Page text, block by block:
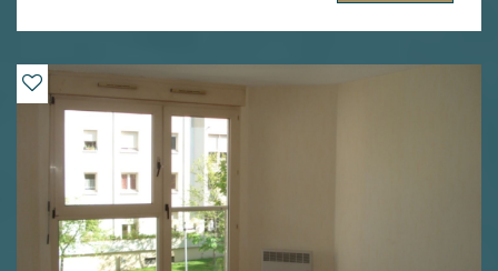
2021, 2022 et 2023) Dépôt de garantie : 815 €
Honoraires rédaction bail : 576 € Honoraires états des
informations sur les risques auxquels ce bien est exposé
sont disponibles sur le site Géorisques :
www.georisques.gouv.fr